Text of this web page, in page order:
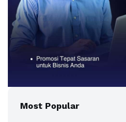
Most Popular